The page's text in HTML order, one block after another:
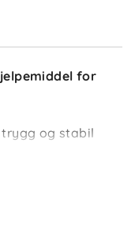
for
trygg og stabil
toalettet.
gir godt
stødig på